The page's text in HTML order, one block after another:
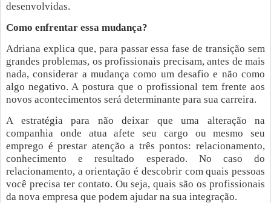
desenvolvidas.
Como enfrentar essa mudança?
Adriana explica que, para passar essa fase de transição sem
grandes problemas, os profissionais precisam, antes de mais
nada, considerar a mudança como um desafio e não como
algo negativo. A postura que o profissional tem frente aos
novos acontecimentos será determinante para sua carreira.
A estratégia para não deixar que uma alteração na
companhia onde atua afete seu cargo ou mesmo seu
emprego é prestar atenção a três pontos: relacionamento,
conhecimento e resultado esperado. No caso do
relacionamento, a orientação é descobrir com quais pessoas
você precisa ter contato. Ou seja, quais são os profissionais
da nova empresa que podem ajudar na sua integração.